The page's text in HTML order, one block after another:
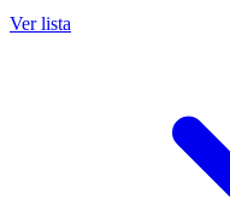
Ver lista